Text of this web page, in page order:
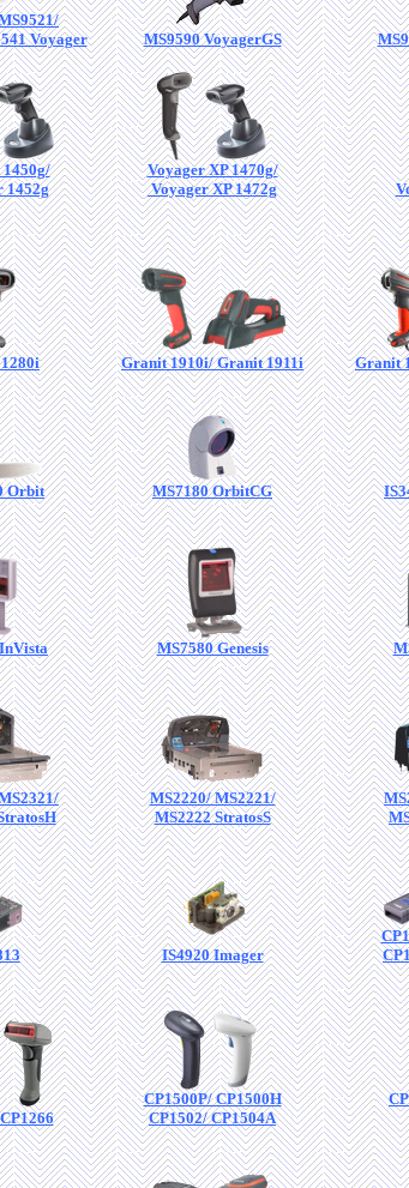
Voyager
MS9590 VoyagerGS
1452g
Voyager XP 1470g/
Voyager XP 1472g
Granit 1910i/ Granit 1911i Granit
Orbit MS7180 OrbitCG
MS7580 Genesis
MS2220/ MS2221/
MS2222 StratosS
IS4920 Imager
CP1500P/ CP1500H
CP1502/ CP1504A